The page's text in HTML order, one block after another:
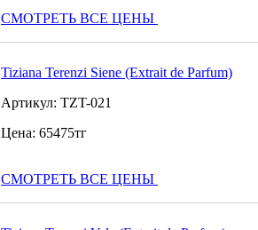
СМОТРЕТЬ ВСЕ ЦЕНЫ
Tiziana Terenzi Siene (Extrait de Parfum)
Артикул: TZT-021
Цена: 65475тг
СМОТРЕТЬ ВСЕ ЦЕНЫ